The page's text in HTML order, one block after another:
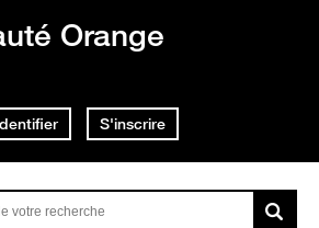
Orange
S'inscrire